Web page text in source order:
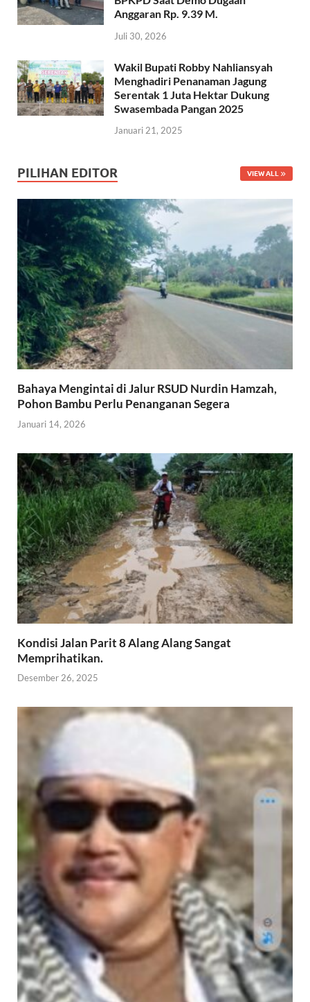
Anggaran Rp. 9.39 M.
Juli 30, 2026
Wakil Bupati Robby Nahliansyah
Menghadiri Penanaman Jagung
Serentak 1 Juta Hektar Dukung
Swasembada Pangan 2025
Januari 21, 2025
PILIHAN EDITOR VIEW ALL
Bahaya Mengintai di Jalur RSUD Nurdin Hamzah,
Pohon Bambu Perlu Penanganan Segera
Januari 14, 2026
Kondisi Jalan Parit 8 Alang Alang Sangat
Memprihatikan.
Desember 26, 2025